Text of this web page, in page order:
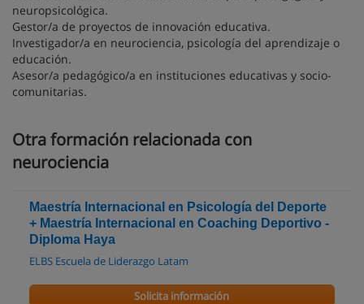
neuropsicológica.
Gestor/a de proyectos de innovación educativa.
Investigador/a en neurociencia, psicología del aprendizaje o
educación.
Asesor/a pedagógico/a en instituciones educativas y socio-
comunitarias.
Otra formación relacionada con
neurociencia
Maestría Internacional en Psicología del Deporte
+ Maestría Internacional en Coaching Deportivo -
Diploma Haya
ELBS Escuela de Liderazgo Latam
Solicita información